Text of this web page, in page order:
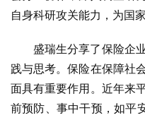
自身科研攻关能力，为国
盛瑞生分享了保险企
践与思考。保险在保障社
面具有重要作用。近年来
前预防、事中干预，如平